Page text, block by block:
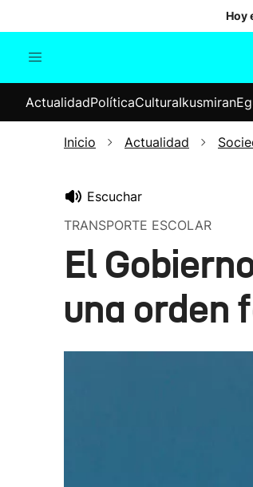
Hoy
Internacional
Elecciones
ActualidadPolíticaCulturaIkusmiran
Inicio Actualidad
Escuchar
TRANSPORTE ESCOLAR
El
una orden